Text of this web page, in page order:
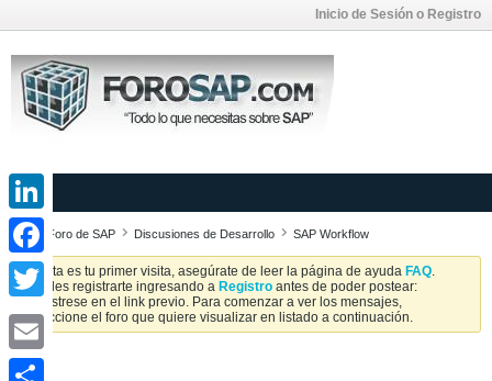
Inicio de Sesión o Registro
Foro de SAP Discusiones de Desarrollo SAP Workflow
Si esta es tu primer visita, asegúrate de leer la página de ayuda FAQ.
Puedes registrarte ingresando a Registro antes de poder postear:
Regístrese en el link previo. Para comenzar a ver los mensajes,
seleccione el foro que quiere visualizar en listado a continuación.
LinkedIn
Facebook
Twitter
Email